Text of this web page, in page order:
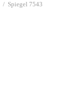
/ Spiegel 7543